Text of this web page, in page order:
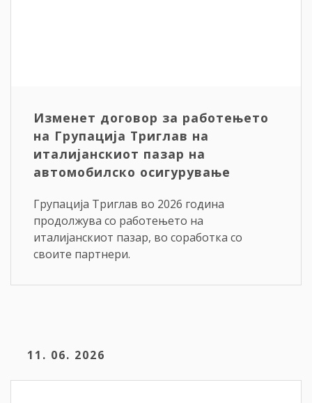
Изменет договор за работењето
на Групација Триглав на
италијанскиот пазар на
автомобилско осигурување
Групација Триглав во 2026 година
продолжува со работењето на
италијанскиот пазар, во соработка со
своите партнери.
11. 06. 2026